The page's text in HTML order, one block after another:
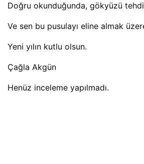
Doğru okunduğunda, gökyüzü
Ve sen bu pusulayı eline almak
Yeni yılın kutlu olsun.
Çağla Akgün
Henüz inceleme yapılmadı.